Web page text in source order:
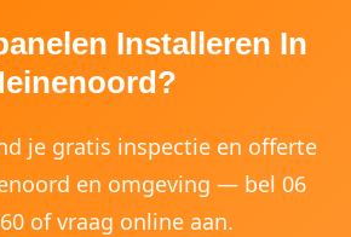
Installeren In
je gratis inspectie en offerte
en omgeving — bel 06
of vraag online aan.